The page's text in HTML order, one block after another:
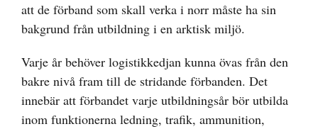
att de förband som skall verka i norr måste ha sin
bakgrund från utbildning i en arktisk miljö.
Varje år behöver logistikkedjan kunna övas från den
bakre nivå fram till de stridande förbanden. Det
innebär att förbandet varje utbildningsår bör utbilda
inom funktionerna ledning, trafik, ammunition,